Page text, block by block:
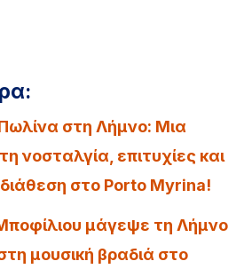
στη Λήμνο: Μια
νοσταλγία, επιτυχίες και
διάθεση στο Porto Myrina!
μάγεψε τη Λήμνο
μουσική βραδιά στο